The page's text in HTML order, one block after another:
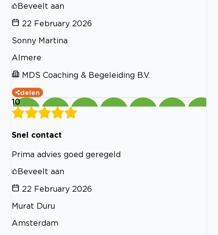
Beveelt aan
22 February 2026
Sonny Martina
Almere
MDS Coaching & Begeleiding B.V.
delen
10
Snel contact
Prima advies goed geregeld
Beveelt aan
22 February 2026
Murat Duru
Amsterdam